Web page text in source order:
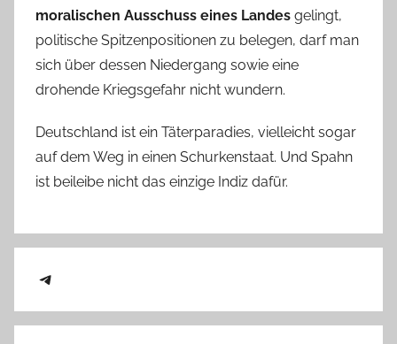
moralischen Ausschuss eines Landes gelingt,
politische Spitzenpositionen zu belegen, darf man
sich über dessen Niedergang sowie eine
drohende Kriegsgefahr nicht wundern.
Deutschland ist ein Täterparadies, vielleicht sogar
auf dem Weg in einen Schurkenstaat. Und Spahn
ist beileibe nicht das einzige Indiz dafür.
Telegram